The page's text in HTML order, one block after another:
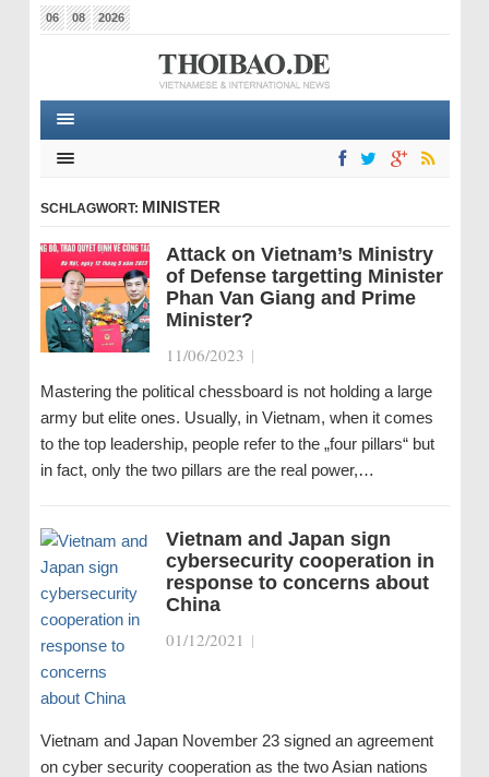
06 08 2026
SCHLAGWORT: MINISTER
Attack on Vietnam’s Ministry
of Defense targetting Minister
Phan Van Giang and Prime
Minister?
11/06/2023 |
Mastering the political chessboard is not holding a large
army but elite ones. Usually, in Vietnam, when it comes
to the top leadership, people refer to the „four pillars“ but
in fact, only the two pillars are the real power,…
Vietnam and Japan sign
cybersecurity cooperation in
response to concerns about
China
01/12/2021 |
Vietnam and Japan November 23 signed an agreement
on cyber security cooperation as the two Asian nations